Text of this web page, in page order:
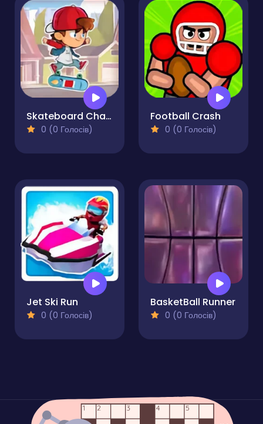
Skateboard Challenge
0 (0 Голосів)
Football Crash
0 (0 Голосів)
Jet Ski Run
0 (0 Голосів)
BasketBall Runner
0 (0 Голосів)